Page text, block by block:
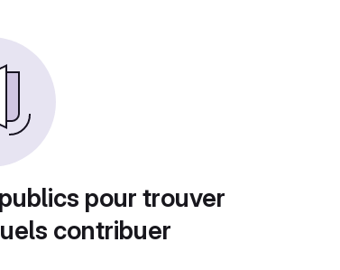
pour trouver
contribuer